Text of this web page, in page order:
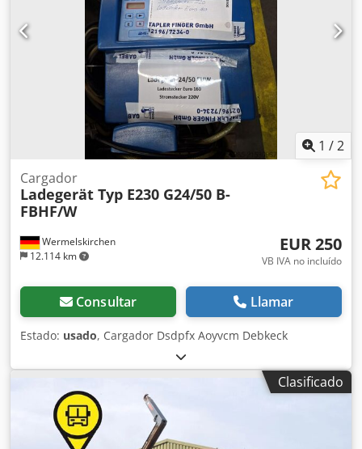
1 /2
Wermelskirchen
12.114 km
Cargador
Ladegerät Typ E230 G24/50 B-
FBHF/W
EUR 250
VB IVA no incluído
Consultar Llamar
Estado: usado, Cargador Dsdpfx Aoyvcm Debkeck
Clasificado